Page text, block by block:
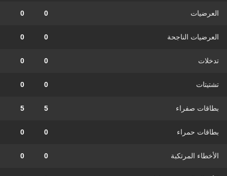
العرضيات 0
0
العرضيات الناجحة 0
0
تدخلات 0
0
تشتيتات 0
0
بطاقات صفراء 5
5
بطاقات حمراء 0
0
الأخطاء المرتكبة 0
0